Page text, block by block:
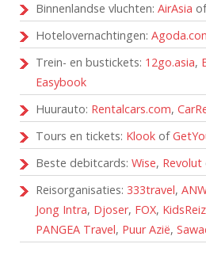
Binnenlandse vluchten: AirAsia
Hotelovernachtingen:
Trein- en bustickets: 12go.asia,
Easybook
Huurauto: Rentalcars.com,
Tours en tickets: Klook of
Beste debitcards: Wise, Revolut
Reisorganisaties: 333travel,
Jong Intra, Djoser, FOX,
PANGEA Travel, Puur Azië,